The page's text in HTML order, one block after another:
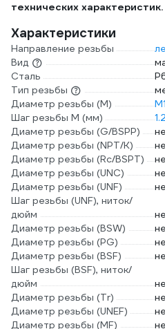
технических характеристик.
Характеристики
Направление резьбы
Вид
Сталь
Тип резьбы
Диаметр резьбы (М)
Шаг резьбы М (мм)
Диаметр резьбы (G/BSPP)
Диаметр резьбы (NPT/K)
Диаметр резьбы (Rc/BSPT)
Диаметр резьбы (UNC)
Диаметр резьбы (UNF)
Шаг резьбы (UNF), ниток/
дюйм
Диаметр резьбы (BSW)
Диаметр резьбы (PG)
Диаметр резьбы (BSF)
Шаг резьбы (BSF), ниток/
дюйм
Диаметр резьбы (Tr)
Диаметр резьбы (UNEF)
Диаметр резьбы (MF)